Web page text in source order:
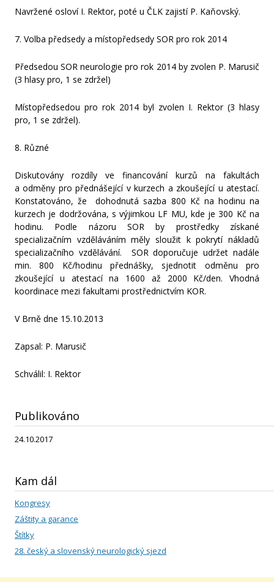
Publikováno
24.10.2017
Kam dál
Kongresy
Záštity a garance
Štítky
28. český a slovenský neurologický sjezd
Navržené osloví I. Rektor, poté u ČLK zajistí P. Kaňovský.
7. Volba předsedy a místopředsedy SOR pro rok 2014
Předsedou SOR neurologie pro rok 2014 by zvolen P. Marusič
(3 hlasy pro, 1 se zdržel)
Místopředsedou pro rok 2014 byl zvolen I. Rektor (3 hlasy
pro, 1 se zdržel).
8. Různé
Diskutovány rozdíly ve financování kurzů na fakultách
a odměny pro přednášející v kurzech a zkoušející u atestací.
Konstatováno, že dohodnutá sazba 800 Kč na hodinu na
kurzech je dodržována, s výjimkou LF MU, kde je 300 Kč na
hodinu. Podle názoru SOR by prostředky získané
specializačním vzděláváním měly sloužit k pokrytí nákladů
specializačního vzdělávání. SOR doporučuje udržet nadále
min. 800 Kč/hodinu přednášky, sjednotit odměnu pro
zkoušející u atestací na 1600 až 2000 Kč/den. Vhodná
koordinace mezi fakultami prostřednictvím KOR.
V Brně dne 15.10.2013
Zapsal: P. Marusič
Schválil: I. Rektor